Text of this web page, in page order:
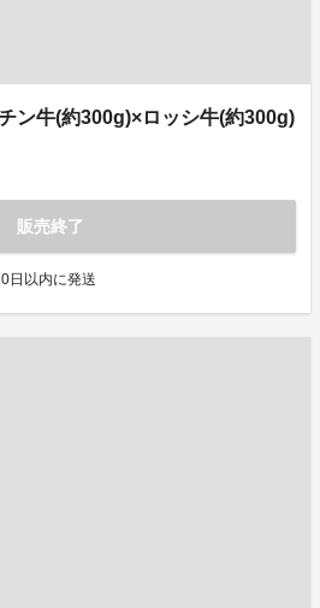
ン牛(約300g)×ロッシ牛(約300g)
販売終了
日以内に発送